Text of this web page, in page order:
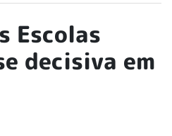
Escolas
decisiva em